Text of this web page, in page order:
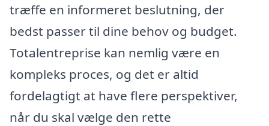
træffe en informeret beslutning, der
bedst passer til dine behov og budget.
Totalentreprise kan nemlig være en
kompleks proces, og det er altid
fordelagtigt at have flere perspektiver,
når du skal vælge den rette